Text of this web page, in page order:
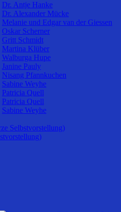
Dr. Antje Hanke
Dr. Alexander Mücke
Melanie und Edgar van der Giessen
Oskar Scherner
Gritt Schmidt
Martina Klüber
Walburga Hupe
Janine Pauly
Nisang Pfannkuchen
Sabine Weyhe
Patricia Quell
Patricia Quell
Sabine Weyhe
Selbstvorstellung)